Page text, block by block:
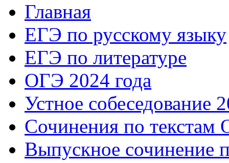
Главная
ЕГЭ по русскому языку
ЕГЭ по литературе
ОГЭ 2024 года
Устное собеседование
Сочинения по текстам
Выпускное сочинение